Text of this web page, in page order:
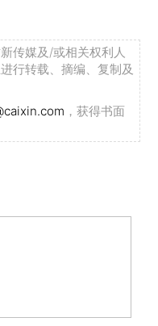
传媒及/或相关权利人
行转载、摘编、复制及
，获得书面